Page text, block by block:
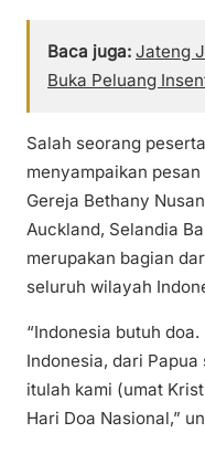
Baca juga: Jateng
Buka Peluang
Salah seorang
menyampaikan
Gereja Bethany
Auckland, Selandia
merupakan bagian
seluruh wilayah
“Indonesia butuh
Indonesia, dari
itulah kami (umat
Hari Doa Nasional,”